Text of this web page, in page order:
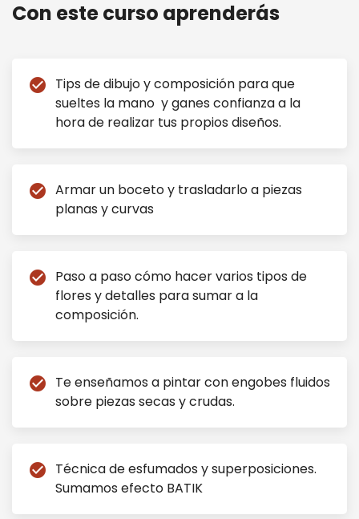
Con este curso aprenderás
check_circle Tips de dibujo y composición para que
sueltes la mano y ganes confianza a la
hora de realizar tus propios diseños.
check_circle Armar un boceto y trasladarlo a piezas
planas y curvas
check_circle Paso a paso cómo hacer varios tipos de
flores y detalles para sumar a la
composición.
check_circle Te enseñamos a pintar con engobes fluidos
sobre piezas secas y crudas.
check_circle Técnica de esfumados y superposiciones.
Sumamos efecto BATIK